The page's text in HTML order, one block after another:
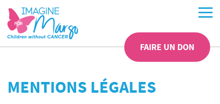
FAIRE UN DON
MENTIONS LÉGALES